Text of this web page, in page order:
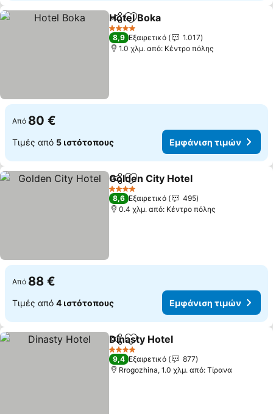
Κοινοποίηση
Προσθήκη στα αγαπημένα
Hotel Boka
4 Αστέρια
8,9 Εξαιρετικό
1.017
1.0 χλμ. από: Κέντρο πόλης
Από 80 €
Τιμές από 5 ιστότοπους Εμφάνιση τιμών
Κοινοποίηση
Προσθήκη στα αγαπημένα
Golden City Hotel
4 Αστέρια
8,6 Εξαιρετικό
495
0.4 χλμ. από: Κέντρο πόλης
Από 88 €
Τιμές από 4 ιστότοπους Εμφάνιση τιμών
Κοινοποίηση
Προσθήκη στα αγαπημένα
Dinasty Hotel
4 Αστέρια
9,4 Εξαιρετικό
877
Rrogozhina, 1.0 χλμ. από: Τίρανα